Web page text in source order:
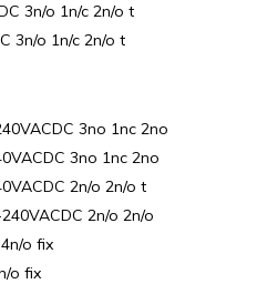
3n/o 1n/c 2n/o t
3n/o 1n/c 2n/o t
3no 1nc 2no
3no 1nc 2no
2n/o 2n/o t
240VACDC 2n/o 2n/o
o fix
o fix